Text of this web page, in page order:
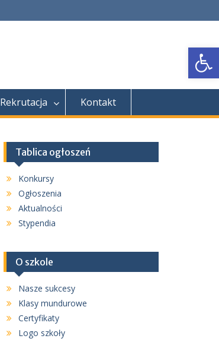
Rekrutacja Kontakt
Tablica ogłoszeń
Konkursy
Ogłoszenia
Aktualności
Stypendia
O szkole
Nasze sukcesy
Klasy mundurowe
Certyfikaty
Logo szkoły